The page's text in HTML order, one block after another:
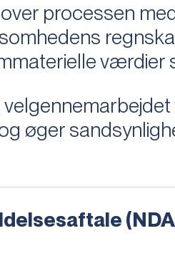
processen
øger